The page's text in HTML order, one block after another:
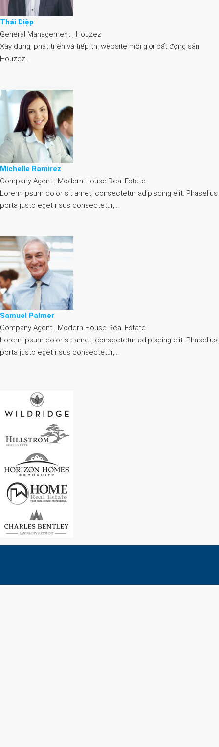
Thái Diệp
General Management , Houzez
Xây dựng, phát triển và tiếp thị website môi giới bất động sản
Houzez…
Michelle Ramirez
Company Agent , Modern House Real Estate
Lorem ipsum dolor sit amet, consectetur adipiscing elit. Phasellus
porta justo eget risus consectetur,…
Samuel Palmer
Company Agent , Modern House Real Estate
Lorem ipsum dolor sit amet, consectetur adipiscing elit. Phasellus
porta justo eget risus consectetur,…